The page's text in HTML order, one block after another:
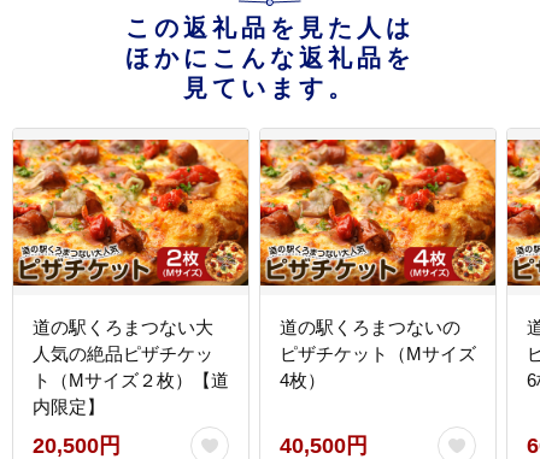
この返礼品を見た人は
ほかにこんな返礼品を
見ています。
道の駅くろまつない大
人気の絶品ピザチケッ
ト（Mサイズ２枚）【道
内限定】
20,500円
道の駅くろまつないの
ピザチケット（Mサイズ
4枚）
40,500円